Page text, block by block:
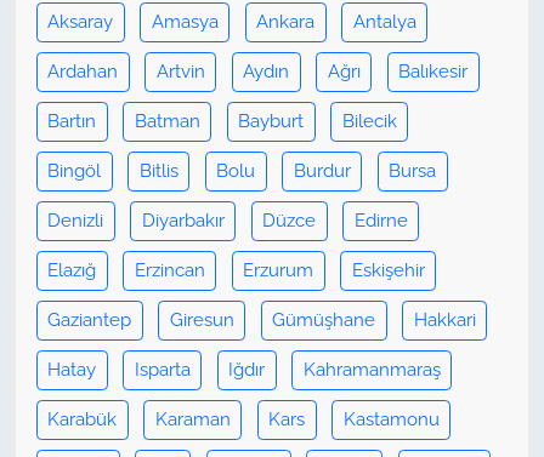
Aksaray Amasya Ankara Antalya
Ardahan Artvin Aydın Ağrı Balıkesir
Bartın Batman Bayburt Bilecik
Bingöl Bitlis Bolu Burdur Bursa
Denizli Diyarbakır Düzce Edirne
Elazığ Erzincan Erzurum Eskişehir
Gaziantep Giresun Gümüşhane Hakkari
Hatay Isparta Iğdır Kahramanmaraş
Karabük Karaman Kars Kastamonu